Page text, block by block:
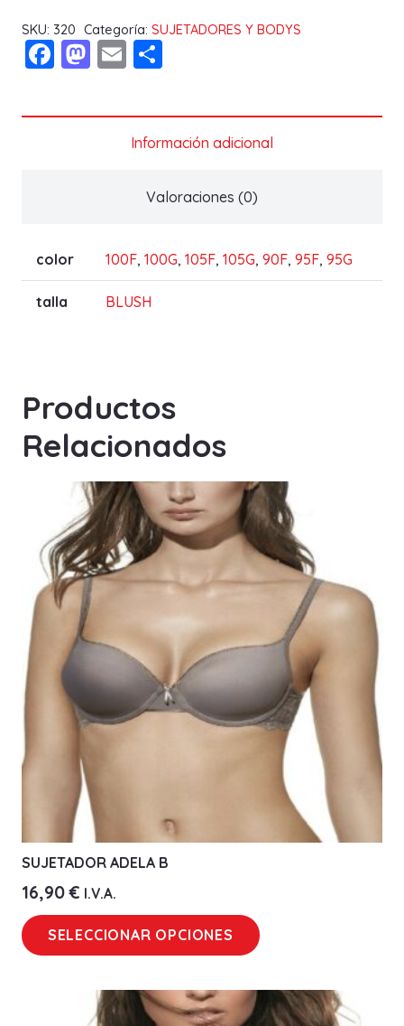
14453
BESTFORM
cantidad
SKU: 320 Categoría: SUJETADORES Y BODYS
Facebook
Mastodon
Email
Información adicional
Valoraciones (0)
color 100F, 100G, 105F, 105G, 90F, 95F, 95G
talla BLUSH
Productos
Relacionados
SUJETADOR ADELA B
16,90€ I.V.A.
SELECCIONAR OPCIONES
múltiples
variantes.